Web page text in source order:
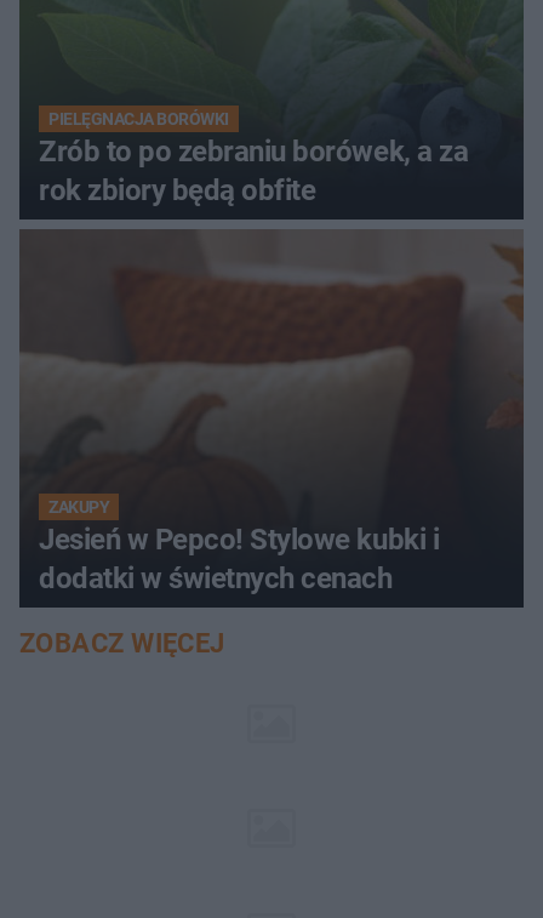
PIELĘGNACJA BORÓWKI
Zrób to po zebraniu borówek, a za
rok zbiory będą obfite
ZAKUPY
Jesień w Pepco! Stylowe kubki i
dodatki w świetnych cenach
ZOBACZ WIĘCEJ